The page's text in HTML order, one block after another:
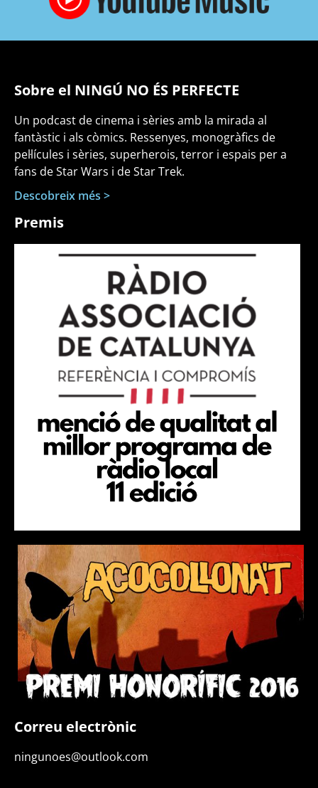
Sobre el NINGÚ NO ÉS PERFECTE
Un podcast de cinema i sèries amb la mirada al
fantàstic i als còmics. Ressenyes, monogràfics de
pel·lícules i sèries, superherois, terror i espais per a
fans de Star Wars i de Star Trek.
Descobreix més >
Premis
Correu electrònic
ningunoes@outlook.com